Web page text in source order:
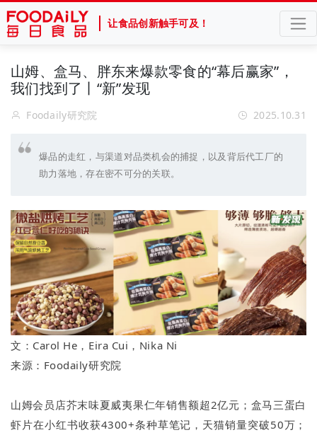
让食品创新触手可及！
山姆、盒马、胖东来爆款零食的“幕后赢家”，
我们找到了丨“新”发现
Foodaily研究院 2025.10.31
爆品的走红，与渠道对品类机会的捕捉，以及背后代工厂的
助力落地，存在密不可分的关联。
文：Carol He，Eira Cui，Nika Ni
来源：Foodaily研究院
山姆会员店芥末味夏威夷果仁年销售额超2亿元；盒马三蛋白
虾片在小红书收获4300+条种草笔记，天猫销量突破50万；